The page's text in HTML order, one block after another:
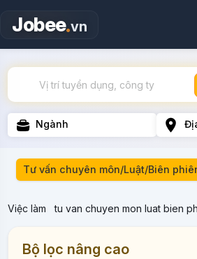
Jobee.vn
Ngành
Tư vấn chuyên môn/Luật/Biên
Việc làm tu van chuyen mon luat bien
Bộ lọc nâng cao